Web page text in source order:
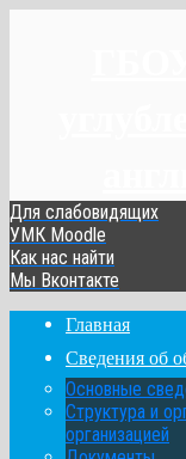
Для слабовидящих
УМК Moodle
Как нас найти
Мы Вконтакте
Главная
Сведения об
Основные
Структура и
организацией